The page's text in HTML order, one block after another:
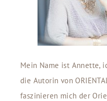
Mein Name ist Annette,
die Autorin von
faszinieren mich der